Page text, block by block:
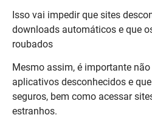
Isso vai impedir que sites
downloads automáticos e que
roubados
Mesmo assim, é importante
aplicativos desconhecidos e
seguros, bem como acessar
estranhos.